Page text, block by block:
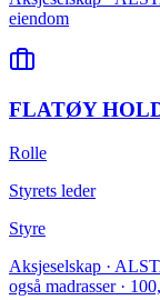
eiendom
FLATØY
Rolle
Styrets leder
Styre
Aksjeselskap ·
også madrasser ·